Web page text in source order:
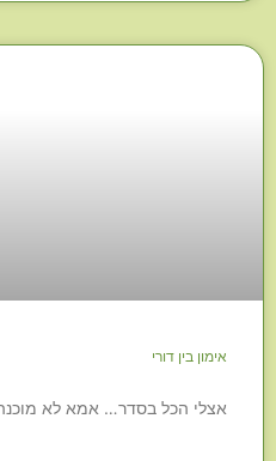
אימון בין דורי
אצלי הכל בסדר… אמא לא מוכנה